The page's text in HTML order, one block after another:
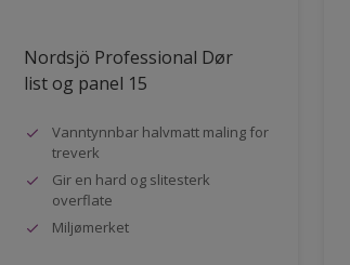
Nordsjö Professional Dør
list og panel 15
Vanntynnbar halvmatt maling for
treverk
Gir en hard og slitesterk
overflate
Miljømerket